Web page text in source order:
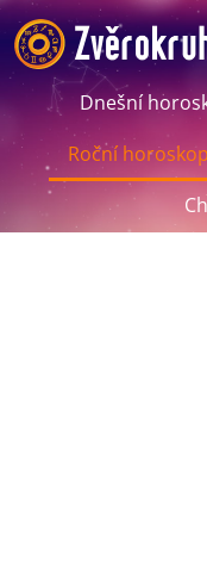
Dnešní
Roční horoskop